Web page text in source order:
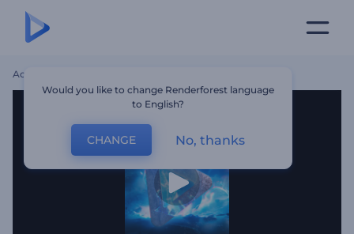
Accueil
Would you like to change Renderforest language
to English?
CHANGE No, thanks